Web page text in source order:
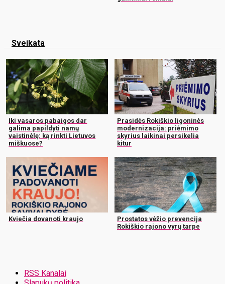
Sveikata
Iki vasaros pabaigos dar
galima papildyti namų
vaistinėlę: ką rinkti Lietuvos
miškuose?
Prasidės Rokiškio ligoninės
modernizacija: priėmimo
skyrius laikinai persikelia
kitur
Kviečia dovanoti kraujo
Prostatos vėžio prevencija
Rokiškio rajono vyrų tarpe
RSS Kanalai